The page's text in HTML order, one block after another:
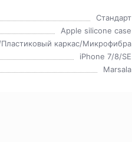
Стандарт
Apple silicone case
каркас/Микрофибра
iPhone 7/8/SE
Marsala